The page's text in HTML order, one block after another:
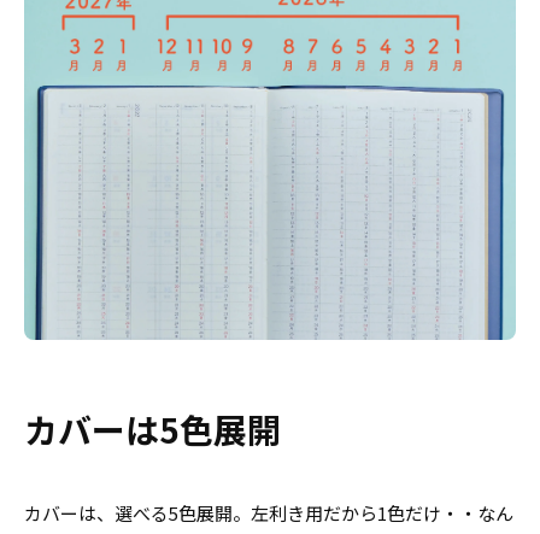
カバーは5色展開
カバーは、選べる5色展開。左利き用だから1色だけ・・なん